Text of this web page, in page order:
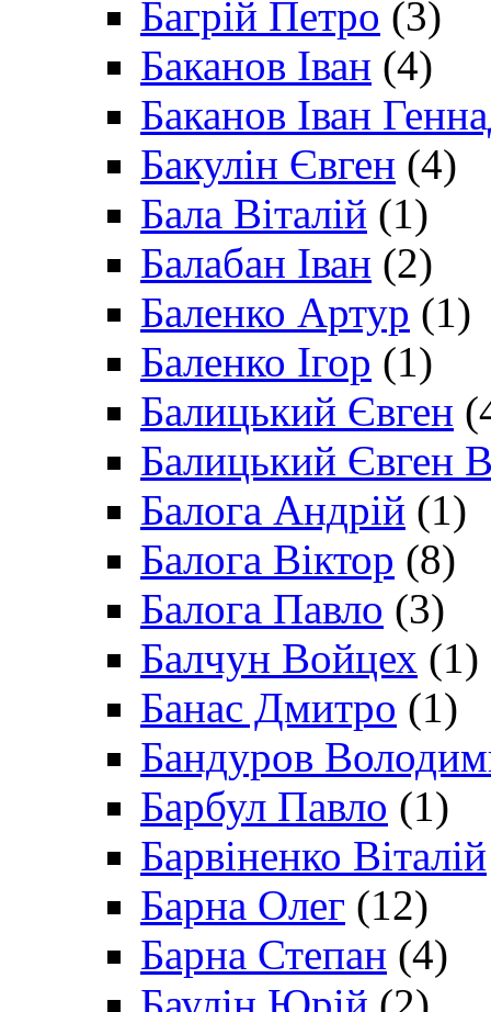
Багрій Петро (3)
Баканов Іван (4)
Баканов Іван
Бакулін Євген (4)
Бала Віталій (1)
Балабан Іван (2)
Баленко Артур (1)
Баленко Ігор (1)
Балицький Євген
Балицький Євген
Балога Андрій (1)
Балога Віктор (8)
Балога Павло (3)
Балчун Войцех (1)
Банас Дмитро (1)
Бандуров
Барбул Павло (1)
Барвіненко Віталій
Барна Олег (12)
Барна Степан (4)